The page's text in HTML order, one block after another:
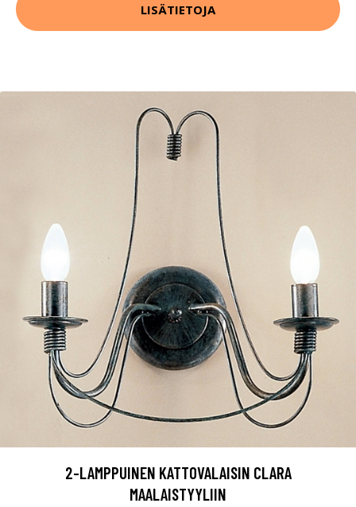
LISÄTIETOJA
2-LAMPPUINEN KATTOVALAISIN CLARA
MAALAISTYYLIIN